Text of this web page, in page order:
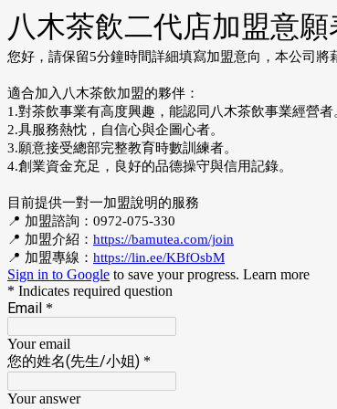
八木茶飲二代店加盟意願
您好，請保留5分鐘時間詳細填寫加盟意向，本公司
適合加入八木茶飲加盟的夥伴：
1.對茶飲事業有高度興趣，能認同八木茶飲事業經營者
2.具服務熱忱，自信心與企圖心者。
3.願意接受總部完整教育時數訓練者。
4.創業資金充足，良好的品德操守與信用記錄。
目前提供一對一加盟說明的服務
📍 加盟諮詢：0972-075-330
📍 加盟介紹： https://bamutea.com/join
📍 加盟專線： https://lin.ee/KBfOsbM
Sign in to Google to save your progress. Learn more
* Indicates required question
Email *
Your email
您的姓名(先生/小姐) *
Your answer